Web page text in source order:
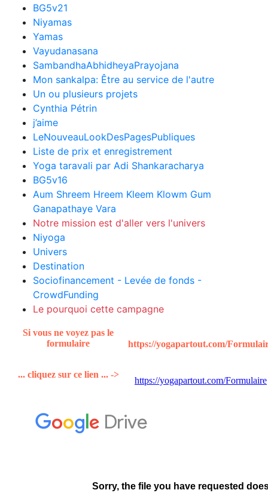
BG5v21
Niyamas
Yamas
Vayudanasana
SambandhaAbhidheyaPrayojana
Mon sankalpa: Être au service de l'autre
Un ou plusieurs projets
Cynthia Pétrin
j’aime
LeNouveauLookDesPagesPubliques
Liste de prix et enregistrement
Yoga taravali par Adi Shankaracharya
BG5v16
Aum Shreem Hreem Kleem Klowm Gum
Ganapathaye Vara
Notre mission est d'aller vers l'univers
Niyoga
Univers
Destination
Sociofinancement - Levée de fonds -
CrowdFunding
Le pourquoi cette campagne